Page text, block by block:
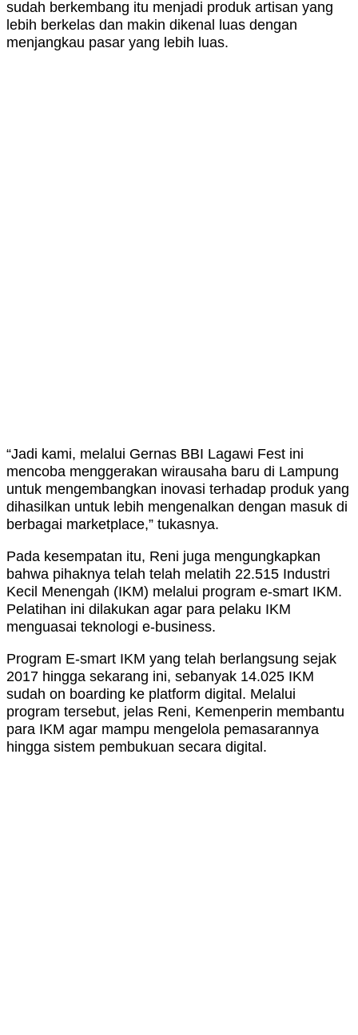
sudah berkembang itu menjadi produk artisan yang
lebih berkelas dan makin dikenal luas dengan
menjangkau pasar yang lebih luas.
“Jadi kami, melalui Gernas BBI Lagawi Fest ini
mencoba menggerakan wirausaha baru di Lampung
untuk mengembangkan inovasi terhadap produk yang
dihasilkan untuk lebih mengenalkan dengan masuk di
berbagai marketplace,” tukasnya.
Pada kesempatan itu, Reni juga mengungkapkan
bahwa pihaknya telah telah melatih 22.515 Industri
Kecil Menengah (IKM) melalui program e-smart IKM.
Pelatihan ini dilakukan agar para pelaku IKM
menguasai teknologi e-business.
Program E-smart IKM yang telah berlangsung sejak
2017 hingga sekarang ini, sebanyak 14.025 IKM
sudah on boarding ke platform digital. Melalui
program tersebut, jelas Reni, Kemenperin membantu
para IKM agar mampu mengelola pemasarannya
hingga sistem pembukuan secara digital.